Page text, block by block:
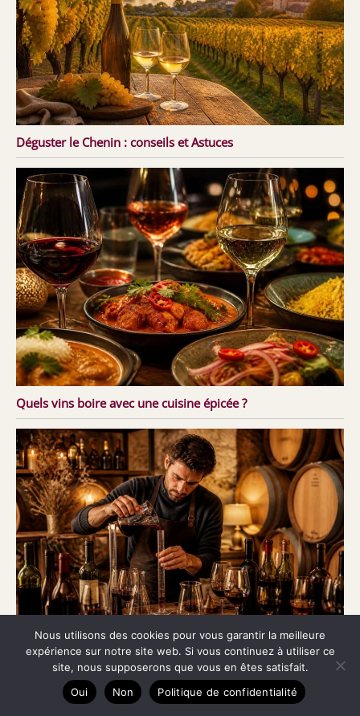
Déguster le Chenin : conseils et Astuces
Quels vins boire avec une cuisine épicée ?
Atelier d’Assemblage : explorez l’Art de Mélanger les Vins
Nous utilisons des cookies pour vous garantir la meilleure
expérience sur notre site web. Si vous continuez à utiliser ce
site, nous supposerons que vous en êtes satisfait.
Oui
Non Politique de confidentialité